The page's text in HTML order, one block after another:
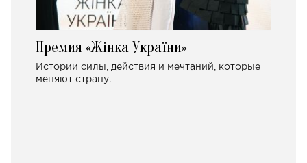
Премия «Жінка України»
Истории силы, действия и мечтаний, которые
меняют страну.